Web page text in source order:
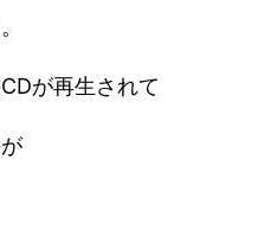
が再生されて